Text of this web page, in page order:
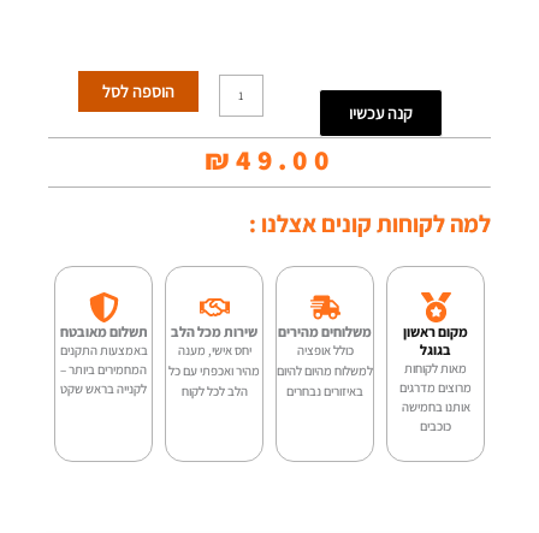
קנה עכשיו
כמות
של
כבל
לגיטרה
PL
הוספה לסל
₪49.00
למה לקוחות קונים אצלנו :
מקום ראשון
בגוגל
מאות לקוחות
מרוצים מדרגים
אותנו בחמישה
כוכבים
משלוחים מהירים
כולל אופציה
למשלוח מהיום להיום
באיזורים נבחרים
שירות מכל הלב
יחס אישי, מענה
מהיר ואכפתי עם כל
הלב לכל לקוח
תשלום מאובטח
באמצעות התקנים
המחמירים ביותר –
לקנייה בראש שקט